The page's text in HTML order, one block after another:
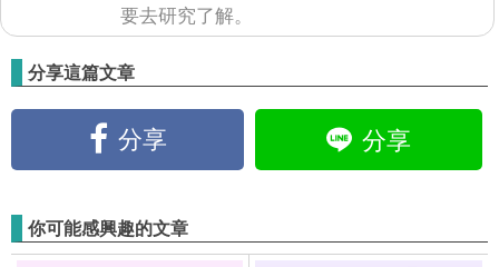
要去研究了解。
分享這篇文章
分享 分享
你可能感興趣的文章